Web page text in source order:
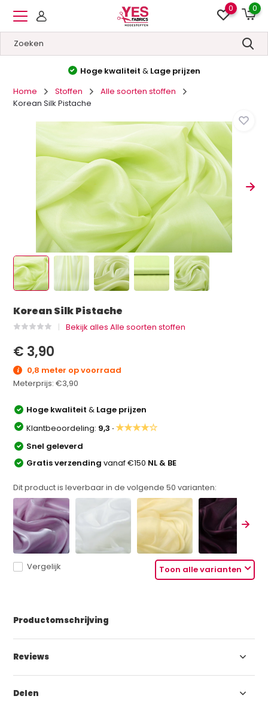
0 0
Hoge kwaliteit & Lage prijzen
Home
Stoffen
Alle soorten stoffen
Korean Silk Pistache
Korean Silk Pistache
Bekijk alles Alle soorten stoffen
€ 3,90
0,8 meter op voorraad
Meterprijs:€3,90
Hoge kwaliteit& Lage prijzen
Klantbeoordeling: 9,3 ·★★★★☆
Snel geleverd
Gratis verzendingvanaf €150 NL & BE
Dit product is leverbaar in de volgende50 varianten:
Toon alle varianten
Vergelijk
Productomschrijving
Reviews
Delen